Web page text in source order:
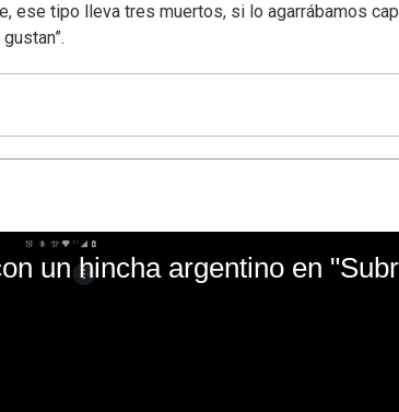
ese tipo lleva tres muertos, si lo agarrábamos